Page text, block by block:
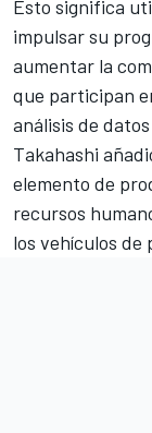
Esto significa
impulsar su
aumentar la
que participan
análisis de
Takahashi
elemento de
recursos
los vehículos de